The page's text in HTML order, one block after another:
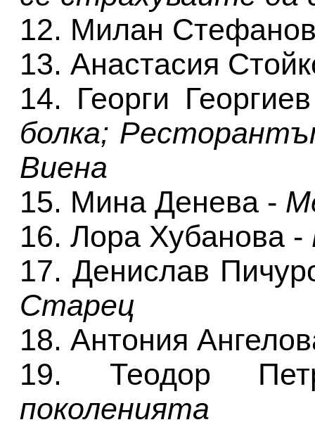
12. Милан
13. Анастасия
14. Георги
болка;
Виена
15. Мина Денева -
16. Лора Хубанова -
17. Денислав
Старец
18. Антония
19. Теодор
поколенията